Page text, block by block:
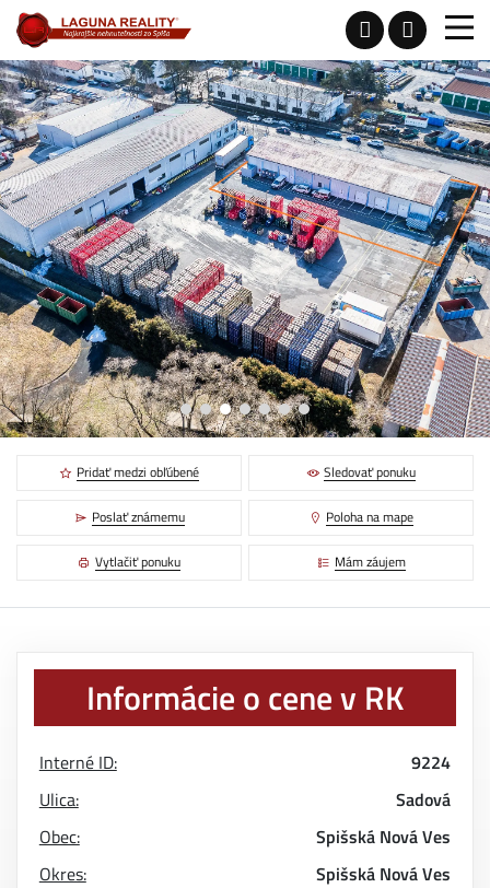
Pridať medzi obľúbené Sledovať ponuku
Poslať známemu Poloha na mape
Vytlačiť ponuku Mám záujem
Informácie o cene v RK
Interné ID:
9224
Ulica:
Sadová
Obec:
Spišská Nová Ves
Okres:
Spišská Nová Ves